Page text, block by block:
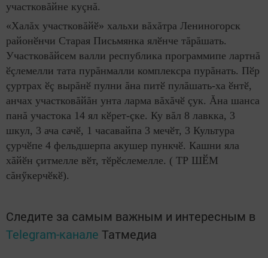
участковăйне куçнă.
«Халăх участковăйӗ» хальхи вăхăтра Лениногорск
районӗнчи Старая Письмянка ялӗнче тăрăшать.
Участковăйсем валли республика программипе лартнă
ӗçлемелли тата пурăнмалли комплексра пурăнать. Пӗр
çуртрах ӗç вырăнӗ пулни ăна питӗ пулăшать-ха ӗнтӗ,
анчах участковăйăн унта ларма вăхăчӗ çук. Ăна шанса
панă участока 14 ял кӗрет-çке. Ку вăл 8 лавкка, 3
шкул, 3 ача сачӗ, 1 часавайпа 3 мечӗт, 3 Культура
çурчӗпе 4 фельдшерпа акушер пункчӗ. Кашни яла
хăйӗн çитмелле вӗт, тӗрӗслемелле. ( ТР ШӖМ
сăнӳкерчӗкӗ).
Следите за самым важным и интересным в
Telegram-канале Татмедиа